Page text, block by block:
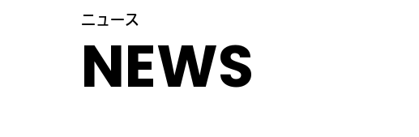
ニュース
NEWS